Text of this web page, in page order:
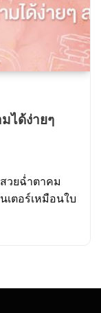
ได้ง่ายๆ
วยฉ่ำตาคม
ตอร์เหมือนใบ